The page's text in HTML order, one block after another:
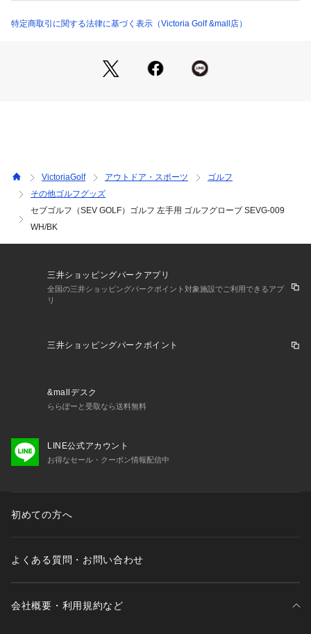
なる場合がございます。
※ブラウザやお使いのモニター環境により、掲載画像と実際の
ブ ソックス ティー まとめ買い フィット感 快適 白 しろ ホワ
イト 黒 くろ ブラック ボール・グローブ ヴィクトリアゴルフ f
a0421 帽子_グローブ_202405 父の日
特定商取引に関する法律に基づく表示（Victoria Golf &mall店）
VictoriaGolf アウトドア・スポーツ
ゴルフ
その他ゴルフグッズ
セブゴルフ（SEV GOLF）ゴルフ 左手用 ゴルフグローブ SEVG-009
WH/BK
三井ショッピングパークアプリ
全国の三井ショッピングパークポイント対象施設でご利用できるアプ
リ
三井ショッピングパークポイント
&mallデスク
ららぽーと受取なら送料無料
LINE公式アカウント
お得なセール・クーポン情報配信中
初めての方へ
よくある質問・お問い合わせ
会社概要・利用規約など